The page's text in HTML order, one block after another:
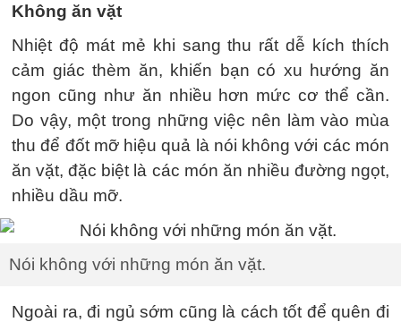
Không ăn vặt
Nhiệt độ mát mẻ khi sang thu rất dễ kích thích
cảm giác thèm ăn, khiến bạn có xu hướng ăn
ngon cũng như ăn nhiều hơn mức cơ thể cần.
Do vậy, một trong những việc nên làm vào mùa
thu để đốt mỡ hiệu quả là nói không với các món
ăn vặt, đặc biệt là các món ăn nhiều đường ngọt,
nhiều dầu mỡ.
Nói không với những món ăn vặt.
Ngoài ra, đi ngủ sớm cũng là cách tốt để quên đi